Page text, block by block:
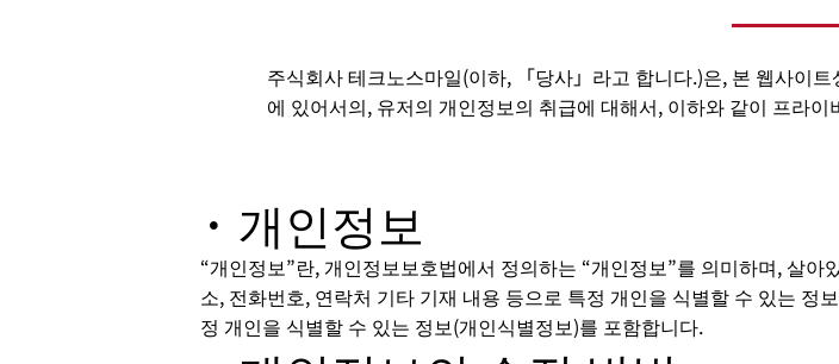
주식회사 테크노스마일(이하, 「당사」라고 합니다.)은, 본 웹사이
에 있어서의, 유저의 개인정보의 취급에 대해서, 이하와 같이 프라
· 개인정보
“개인정보”란, 개인정보보호법에서 정의하는 “개인정보”를 의미하며, 살
소, 전화번호, 연락처 기타 기재 내용 등으로 특정 개인을 식별할 수 있는 정
정 개인을 식별할 수 있는 정보(개인식별정보)를 포함합니다.